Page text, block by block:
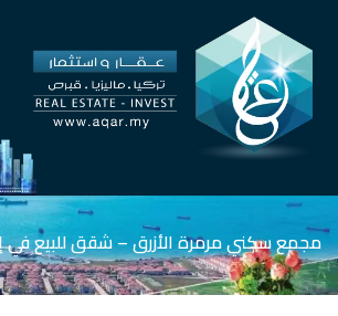
مجمع سكني مرمرة الأزرق – شقق للبيع في